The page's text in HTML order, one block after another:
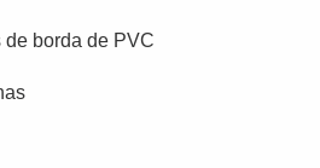
de borda de PVC